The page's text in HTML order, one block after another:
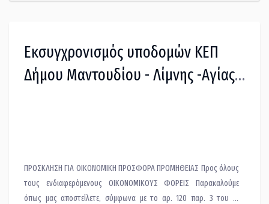
Εκσυγχρονισμός υποδομών ΚΕΠ
Δήμου Μαντουδίου - Λίμνης -Αγίας
ΠΡΟΣΚΛΗΣΗ ΓΙΑ ΟΙΚΟΝΟΜΙΚΗ ΠΡΟΣΦΟΡΑ ΠΡΟΜΗΘΕΙΑΣ Προς όλους
τους ενδιαφερόμενους ΟΙΚΟΝΟΜΙΚΟΥΣ ΦΟΡΕΙΣ Παρακαλούμε
όπως μας αποστείλετε, σύμφωνα με το αρ. 120 παρ. 3 του Ν.